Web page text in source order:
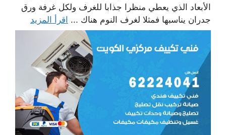
الأبعاد الذي يعطي منظرا جذابا للغرف ولكل غرفة ورق
جدران يناسبها فمثلا لغرف النوم هناك ... اقرأ المزيد